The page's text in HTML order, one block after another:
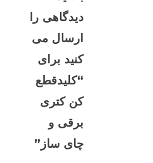
دیدگاهی را
ارسال می
کنید برای
“کلیدقطع
کن کتری
برقی و
چای ساز”